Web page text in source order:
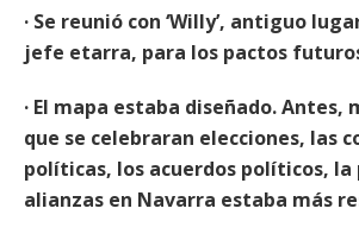
· Se reunió con ‘Willy’, antiguo
jefe etarra, para los pactos
· El mapa estaba diseñado. Antes,
que se celebraran elecciones, las
políticas, los acuerdos políticos,
alianzas en Navarra estaba más